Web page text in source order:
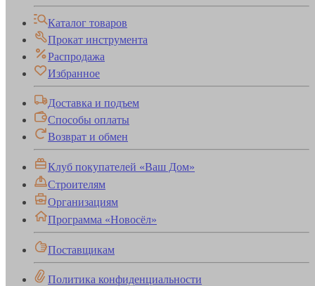
Каталог товаров
Прокат инструмента
Распродажа
Избранное
Доставка и подъем
Способы оплаты
Возврат и обмен
Клуб покупателей «Ваш Дом»
Строителям
Организациям
Программа «Новосёл»
Поставщикам
Политика конфиденциальности